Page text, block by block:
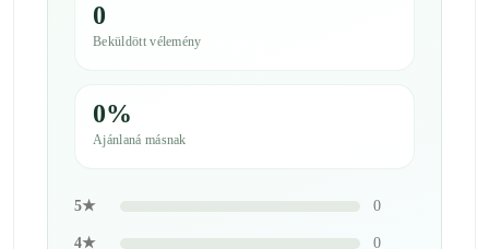
0
Beküldött vélemény
0%
Ajánlaná másnak
5★ 0
4★ 0